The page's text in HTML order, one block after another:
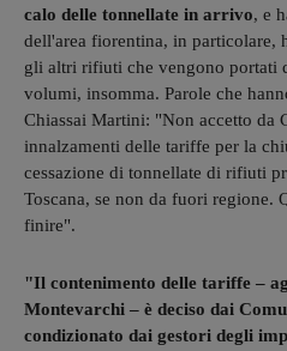
calo delle tonnellate in arrivo, e
dell'area fiorentina, in particolare,
gli altri rifiuti che vengono portati
volumi, insomma. Parole che
Chiassai Martini: "Non accetto da
innalzamenti delle tariffe per la
cessazione di tonnellate di rifiuti
Toscana, se non da fuori regione.
finire".
"Il contenimento delle tariffe –
Montevarchi – è deciso dai
condizionato dai gestori degli